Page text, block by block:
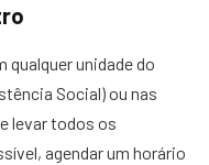
qualquer unidade do
Social) ou nas
levar todos os
agendar um horário